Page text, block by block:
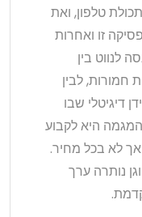
טלפון, ואת
זו ואחרות
לנווט בין
חמורות, לבין
דיגיטלי שבו
היא לקבוע
אך לא בכל מחיר.
נותרה ערך